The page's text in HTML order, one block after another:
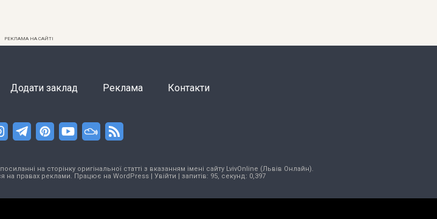
РЕКЛАМА НА САЙТІ
Додати заклад Реклама Контакти
на сторінку оригінальної статті з вказанням імені сайту LvivOnline (Львів Онлайн).
на правах реклами. Працює на WordPress| Увійти | запитів: 95, секунд: 0,397